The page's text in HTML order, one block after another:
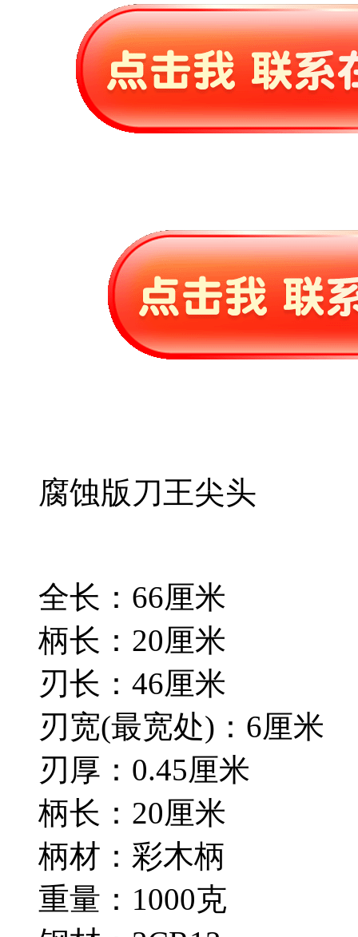
腐蚀版刀王尖头
全长：66厘米
柄长：20厘米
刃长：46厘米
刃宽(最宽处)：6厘米
刃厚：0.45厘米
柄长：20厘米
柄材：彩木柄
重量：1000克